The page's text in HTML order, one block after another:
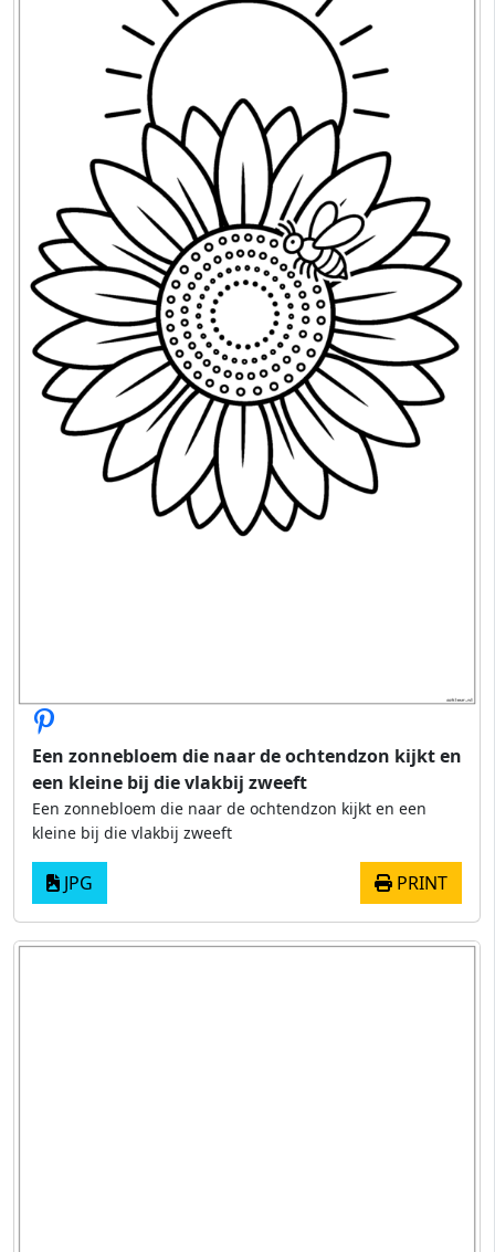
Een zonnebloem die naar de ochtendzon kijkt en
een kleine bij die vlakbij zweeft
Een zonnebloem die naar de ochtendzon kijkt en een
kleine bij die vlakbij zweeft
JPG PRINT